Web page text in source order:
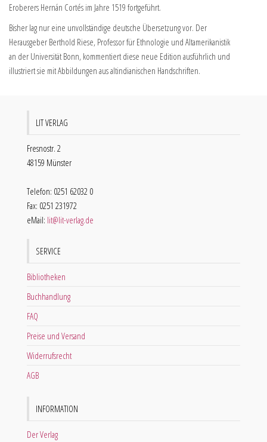
Eroberers Hernán Cortés im Jahre 1519 fortgeführt.
Bisher lag nur eine unvollständige deutsche Übersetzung vor. Der
Herausgeber Berthold Riese, Professor für Ethnologie und Altamerikanistik
an der Universität Bonn, kommentiert diese neue Edition ausführlich und
illustriert sie mit Abbildungen aus altindianischen Handschriften.
LIT VERLAG
Fresnostr. 2
48159 Münster
Telefon: 0251 62032 0
Fax: 0251 231972
eMail: lit@lit-verlag.de
SERVICE
Bibliotheken
Buchhandlung
FAQ
Preise und Versand
Widerrufsrecht
AGB
INFORMATION
Der Verlag